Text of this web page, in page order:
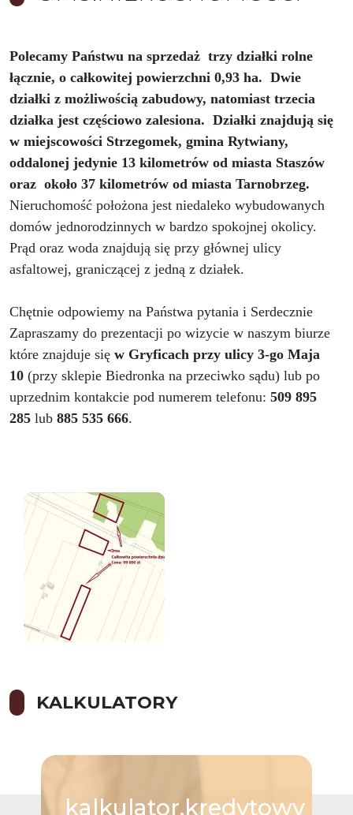
Polecamy Państwu na sprzedaż trzy działki rolne
łącznie, o całkowitej powierzchni 0,93 ha. Dwie
działki z możliwością zabudowy, natomiast trzecia
działka jest częściowo zalesiona. Działki znajdują się
w miejscowości Strzegomek, gmina Rytwiany,
oddalonej jedynie 13 kilometrów od miasta Staszów
oraz około 37 kilometrów od miasta Tarnobrzeg.
Nieruchomość położona jest niedaleko wybudowanych
domów jednorodzinnych w bardzo spokojnej okolicy.
Prąd oraz woda znajdują się przy głównej ulicy
asfaltowej, graniczącej z jedną z działek.
Chętnie odpowiemy na Państwa pytania i Serdecznie
Zapraszamy do prezentacji po wizycie w naszym biurze
które znajduje się w Gryficach przy ulicy 3-go Maja
10 (przy sklepie Biedronka na przeciwko sądu) lub po
uprzednim kontakcie pod numerem telefonu: 509 895
285 lub 885 535 666.
KALKULATORY
kalkulator.kredytowy